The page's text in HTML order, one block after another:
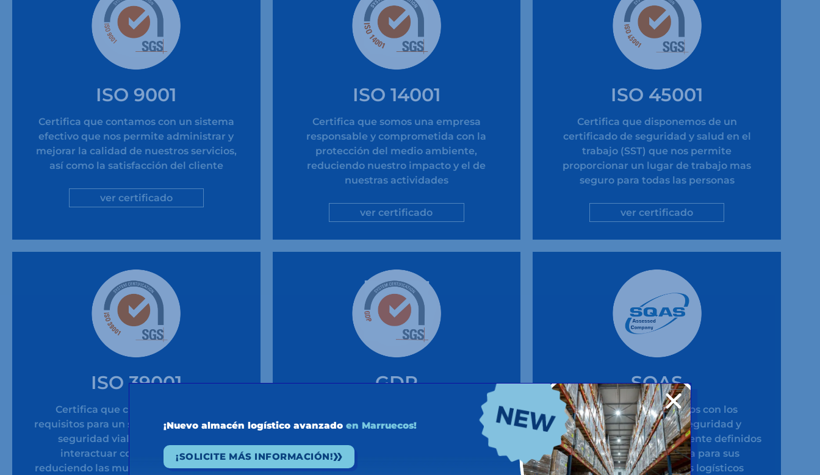
ISO 9001
Certifica que contamos con un sistema
efectivo que nos permite administrar y
mejorar la calidad de nuestros servicios,
así como la satisfacción del cliente
ver certificado
ISO 14001
Certifica que somos una empresa
responsable y comprometida con la
protección del medio ambiente,
reduciendo nuestro impacto y el de
nuestras actividades
ver certificado
ISO 45001
Certifica que disponemos de un
certificado de seguridad y salud en el
trabajo (SST) que nos permite
proporcionar un lugar de trabajo mas
seguro para todas las personas
ver certificado
ISO 39001
Certifica que cumplimos con los
requisitos para un sistema de gestión de
seguridad vial que nos permite
interactuar con el sistema vial
reduciendo las muertes y heridas graves
GDP
Certifica que somos un operador logístico
medicamentos y principios activos,
garantizando que se cumplen los más
SQAS
Certifica que cumplimos con los
requisitos de calidad, seguridad y
protección del medio ambiente definidos
por la industria química para sus
proveedores de servicios logísticos
¡Nuevo almacén logístico avanzadoen Marruecos!
¡SOLICITE MÁS INFORMACIÓN!